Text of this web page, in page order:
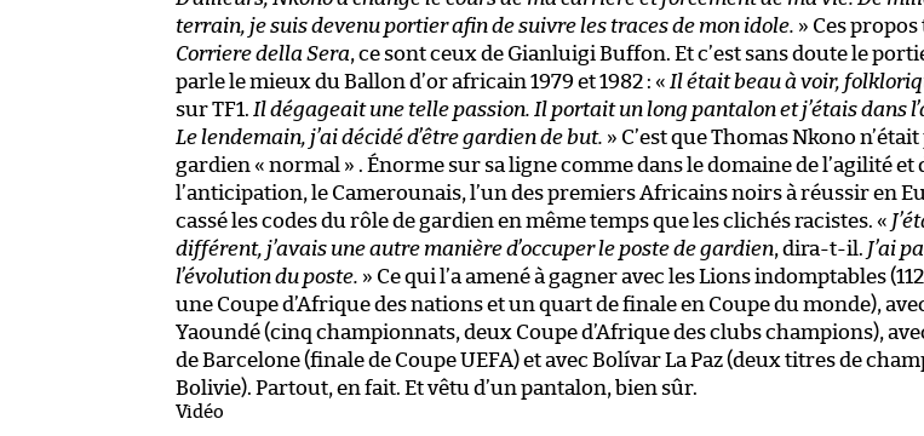
terrain, je suis devenu portier afin de suivre les traces de mon idole. » Ces
Corriere della Sera, ce sont ceux de Gianluigi Buffon. Et c’est sans doute le
parle le mieux du Ballon d’or africain 1979 et 1982 : « Il était beau à voir,
sur TF1. Il dégageait une telle passion. Il portait un long pantalon et j’étais dans
Le lendemain, j’ai décidé d’être gardien de but. » C’est que Thomas Nkono
gardien « normal » . Énorme sur sa ligne comme dans le domaine de l’agilité et
l’anticipation, le Camerounais, l’un des premiers Africains noirs à réussir en
cassé les codes du rôle de gardien en même temps que les clichés racistes. «
différent, j’avais une autre manière d’occuper le poste de gardien, dira-t-il. J’ai
l’évolution du poste. » Ce qui l’a amené à gagner avec les Lions indomptables
une Coupe d’Afrique des nations et un quart de finale en Coupe du monde),
Yaoundé (cinq championnats, deux Coupe d’Afrique des clubs champions),
de Barcelone (finale de Coupe UEFA) et avec Bolívar La Paz (deux titres de
Bolivie). Partout, en fait. Et vêtu d’un pantalon, bien sûr.
Vidéo